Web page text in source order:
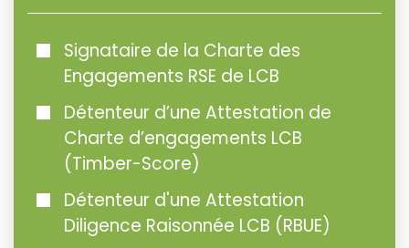
Signataire de la Charte des
Engagements RSE de LCB
Détenteur d’une Attestation de
Charte d’engagements LCB
(Timber-Score)
Détenteur d'une Attestation
Diligence Raisonnée LCB (RBUE)